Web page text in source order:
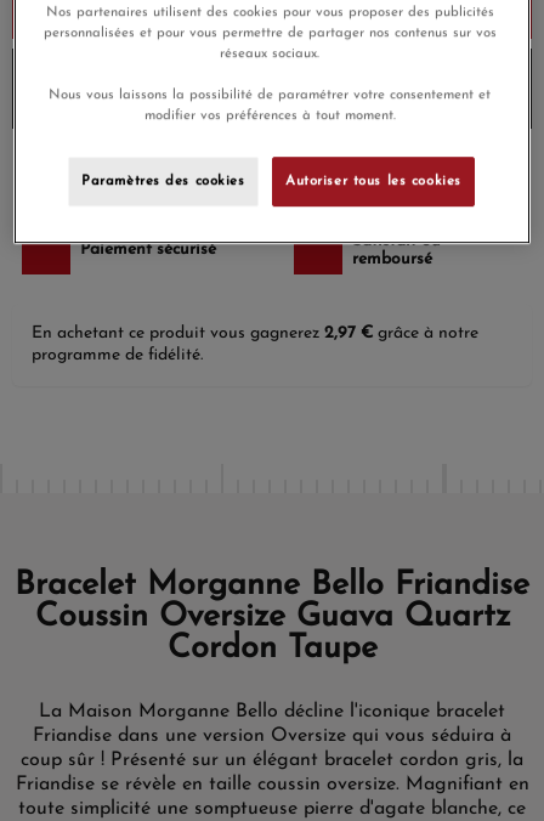
Ajouter au panier
Morganne-belloet Envoi sous 6 à 8 jours
Livraison gratuite
Payez en 4x ou 10x
sans frais
Paiement sécurisé
Satisfait ou
remboursé
En achetant ce produit vous gagnerez 2,97 € grâce à notre
programme de fidélité.
Bracelet Morganne Bello Friandise
Coussin Oversize Guava Quartz
Cordon Taupe
La Maison Morganne Bello décline l'iconique bracelet
Friandise dans une version Oversize qui vous séduira à
coup sûr ! Présenté sur un élégant bracelet cordon gris, la
Friandise se révèle en taille coussin oversize. Magnifiant en
toute simplicité une somptueuse pierre d'agate blanche, ce
Nos partenaires utilisent des cookies pour vous proposer des publicités
personnalisées et pour vous permettre de partager nos contenus sur vos
réseaux sociaux.
Nous vous laissons la possibilité de paramétrer votre consentement et
modifier vos préférences à tout moment.
Paramètres des cookies Autoriser tous les cookies